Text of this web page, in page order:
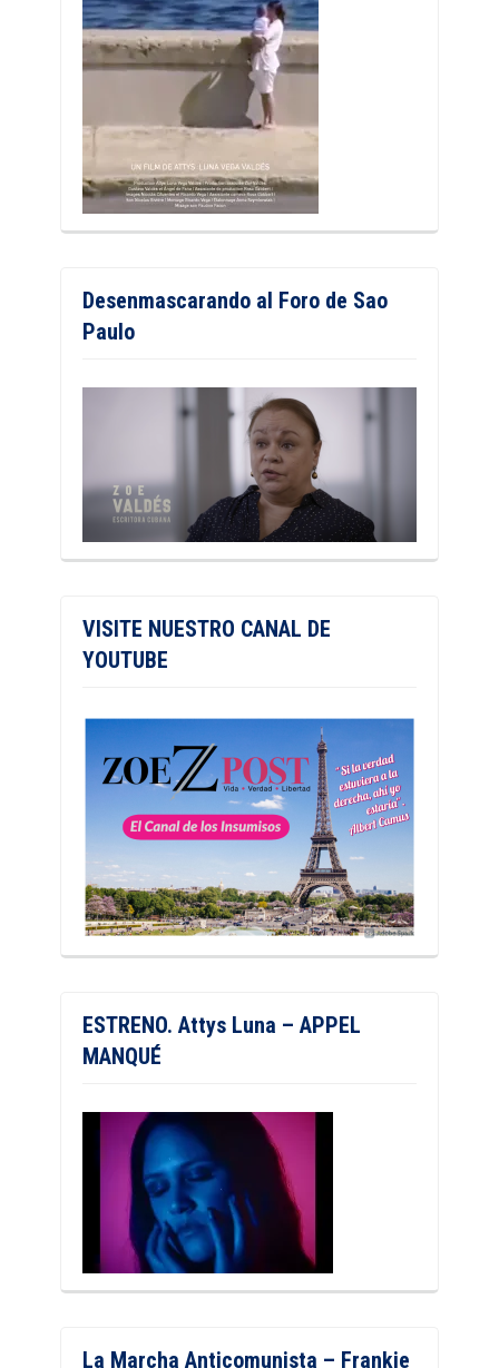
Desenmascarando al Foro de Sao
Paulo
VISITE NUESTRO CANAL DE
YOUTUBE
ESTRENO. Attys Luna – APPEL
MANQUÉ
La Marcha Anticomunista – Frankie